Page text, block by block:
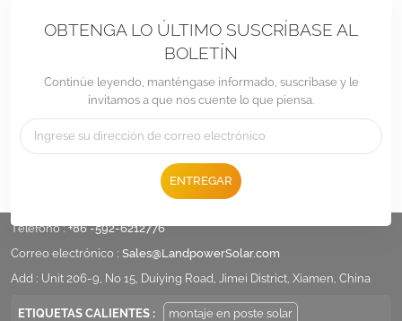
OBTENGA LO ÚLTIMO SUSCRÍBASE AL
BOLETÍN
Continúe leyendo, manténgase informado, suscríbase y le
invitamos a que nos cuente lo que piensa.
ENTREGAR
Teléfono :+86 -592-6212776
Correo electrónico : Sales@LandpowerSolar.com
Add : Unit 206-9, No 15, Duiying Road, Jimei District, Xiamen, China
ETIQUETAS CALIENTES : montaje en poste solar